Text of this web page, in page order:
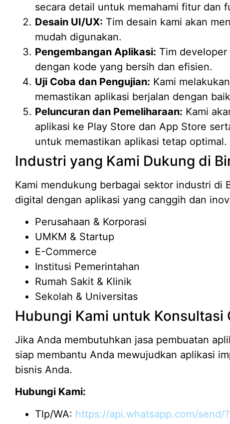
secara detail untuk memahami fitur dan
Desain UI/UX: Tim desain kami akan
mudah digunakan.
Pengembangan Aplikasi: Tim developer
dengan kode yang bersih dan efisien.
Uji Coba dan Pengujian: Kami
memastikan aplikasi berjalan dengan
Peluncuran dan Pemeliharaan: Kami
aplikasi ke Play Store dan App Store
untuk memastikan aplikasi tetap optimal.
Industri yang Kami Dukung di
Kami mendukung berbagai sektor industri di
digital dengan aplikasi yang canggih dan
Perusahaan & Korporasi
UMKM & Startup
E-Commerce
Institusi Pemerintahan
Rumah Sakit & Klinik
Sekolah & Universitas
Hubungi Kami untuk Konsultasi
Jika Anda membutuhkan jasa pembuatan
siap membantu Anda mewujudkan aplikasi
bisnis Anda.
Hubungi Kami:
Tlp/WA: https://api.whatsapp.com/send/?